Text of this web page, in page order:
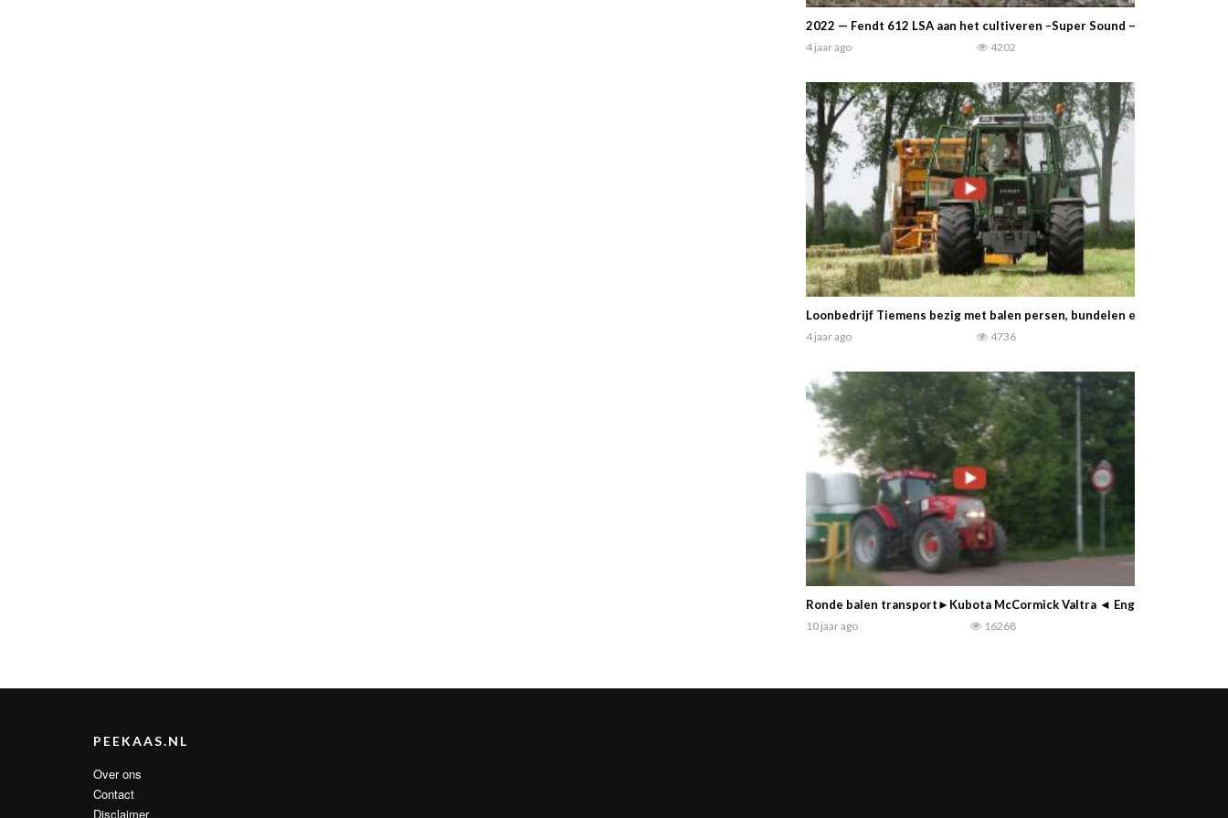
2022 — Fendt 612 LSA aan het cultiveren –Super Sound — Turbo, open
4 jaar ago 4202
Loonbedrijf Tiemens bezig met balen persen, bundelen en ophalen
4 jaar ago 4736
Ronde balen transport►Kubota McCormick Valtra ◄ Engine Sound !!!!
10 jaar ago 16268
PEEKAAS.NL
Over ons
Contact
Disclaimer